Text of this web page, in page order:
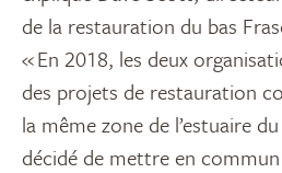
de la restauration du bas
« En 2018, les deux
des projets de restauration
la même zone de l’estuaire
décidé de mettre en